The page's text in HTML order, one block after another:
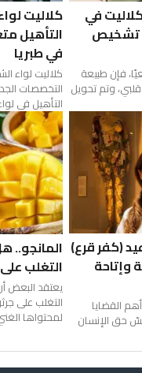
في
تشخيص
فإن طبيعة
وتم تحويل
كلاليت
التأهيل
في طبريا
كلاليت لواء
التخصصات
التأهيل في
(كفر قرع)
وإتاحة
القضايا
حق الإنسان
المانجو..
التغلب
يعتقد البعض
التغلب على
لمحتواها